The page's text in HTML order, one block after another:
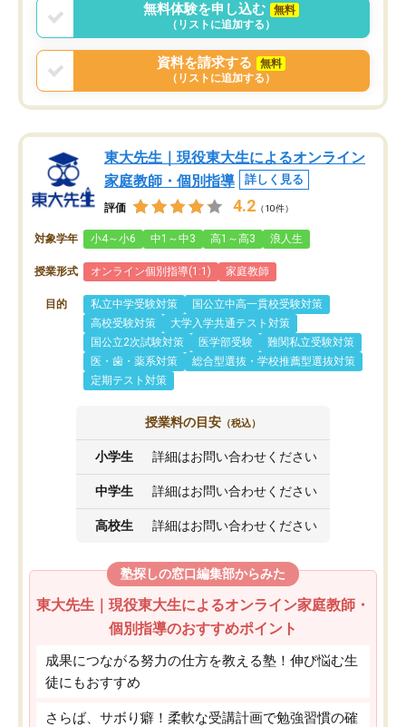
無料体験を申し込む
無料
（リストに追加する）
資料を請求する
無料
（リストに追加する）
東大先生｜現役東大生によるオンライン
家庭教師・個別指導
詳しく見る
評価 4.2 （10件）
対象学年 小4～小6 中1～中3 高1～高3 浪人生
授業形式 オンライン個別指導(1:1) 家庭教師
目的 私立中学受験対策
国公立中高一貫校受験対策
高校受験対策
大学入学共通テスト対策
国公立2次試験対策
医学部受験
難関私立受験対策
医・歯・薬系対策
総合型選抜・学校推薦型選抜対策
定期テスト対策
授業料の目安 （税込）
小学生 詳細はお問い合わせください
中学生 詳細はお問い合わせください
高校生 詳細はお問い合わせください
塾探しの窓口編集部からみた
東大先生｜現役東大生によるオンライン家庭教師・
個別指導のおすすめポイント
成果につながる努力の仕方を教える塾！伸び悩む生
徒にもおすすめ
さらば、サボり癖！柔軟な受講計画で勉強習慣の確